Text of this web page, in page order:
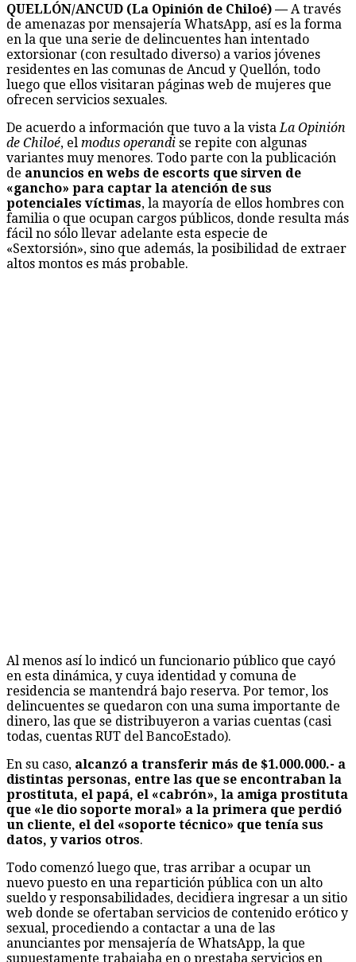
QUELLÓN/ANCUD (La Opinión de Chiloé) — A través
de amenazas por mensajería WhatsApp, así es la forma
en la que una serie de delincuentes han intentado
extorsionar (con resultado diverso) a varios jóvenes
residentes en las comunas de Ancud y Quellón, todo
luego que ellos visitaran páginas web de mujeres que
ofrecen servicios sexuales.
De acuerdo a información que tuvo a la vistaLa Opinión
de Chiloé, el modus operandi se repite con algunas
variantes muy menores. Todo parte con la publicación
de anuncios en webs de escorts que sirven de
«gancho» para captar la atención de sus
potenciales víctimas, la mayoría de ellos hombres con
familia o que ocupan cargos públicos, donde resulta más
fácil no sólo llevar adelante esta especie de
«Sextorsión», sino que además, la posibilidad de extraer
altos montos es más probable.
Al menos así lo indicó un funcionario público que cayó
en esta dinámica, y cuya identidad y comuna de
residencia se mantendrá bajo reserva. Por temor, los
delincuentes se quedaron con una suma importante de
dinero, las que se distribuyeron a varias cuentas (casi
todas, cuentas RUT del BancoEstado).
En su caso, alcanzó a transferir más de $1.000.000.- a
distintas personas, entre las que se encontraban la
prostituta, el papá, el «cabrón», la amiga prostituta
que «le dio soporte moral» a la primera que perdió
un cliente, el del «soporte técnico» que tenía sus
datos, y varios otros.
Todo comenzó luego que, tras arribar a ocupar un
nuevo puesto en una repartición pública con un alto
sueldo y responsabilidades, decidiera ingresar a un sitio
web donde se ofertaban servicios de contenido erótico y
sexual, procediendo a contactar a una de las
anunciantes por mensajería de WhatsApp, la que
supuestamente trabajaba en o prestaba servicios en